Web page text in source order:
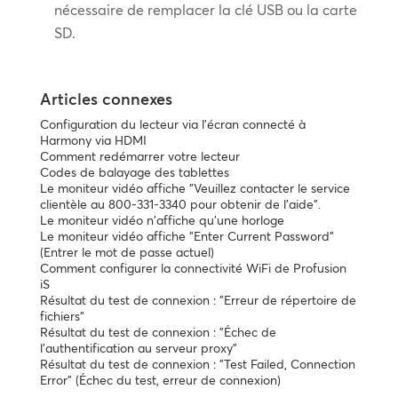
nécessaire de remplacer la clé USB ou la carte
SD.
Articles connexes
Configuration du lecteur via l'écran connecté à
Harmony via HDMI
Comment redémarrer votre lecteur
Codes de balayage des tablettes
Le moniteur vidéo affiche "Veuillez contacter le service
clientèle au 800-331-3340 pour obtenir de l'aide".
Le moniteur vidéo n'affiche qu'une horloge
Le moniteur vidéo affiche "Enter Current Password"
(Entrer le mot de passe actuel)
Comment configurer la connectivité WiFi de Profusion
iS
Résultat du test de connexion : "Erreur de répertoire de
fichiers"
Résultat du test de connexion : "Échec de
l'authentification au serveur proxy"
Résultat du test de connexion : "Test Failed, Connection
Error" (Échec du test, erreur de connexion)